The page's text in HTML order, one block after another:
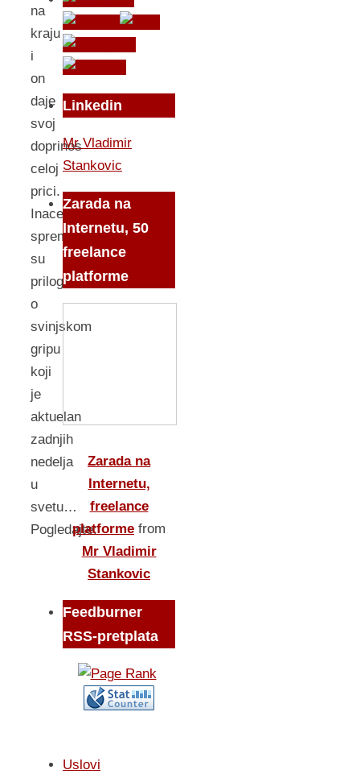
na
kraju
i
on
daje
svoj
doprinos
celoj
prici.
Inace,
spremali
su
priloge
o
svinjskom
gripu
koji
je
aktuelan
zadnjih
nedelja
u
svetu…
Pogledajte:
Linkedin
Mr Vladimir
Stankovic
Zarada na
Internetu, 50
freelance
platforme
Zarada na
Internetu,
freelance
platforme from
Mr Vladimir
Stankovic
Feedburner
RSS-pretplata
Uslovi